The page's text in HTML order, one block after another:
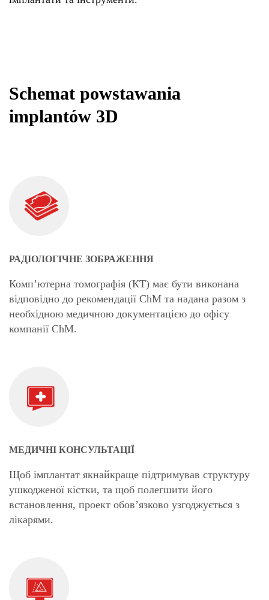
Schemat powstawania
implantów 3D
РАДІОЛОГІЧНЕ ЗОБРАЖЕННЯ
Комп’ютерна томографія (КТ) має бути виконана
відповідно до рекомендації ChM та надана разом з
необхідною медичною документацією до офісу
компанії ChM.
МЕДИЧНІ КОНСУЛЬТАЦІЇ
Щоб імплантат якнайкраще підтримував структуру
ушкодженої кістки, та щоб полегшити його
встановлення, проект обов’язково узгоджується з
лікарями.